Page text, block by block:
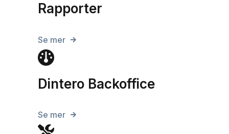
Rapporter
Se mer
Dintero Backoffice
Se mer